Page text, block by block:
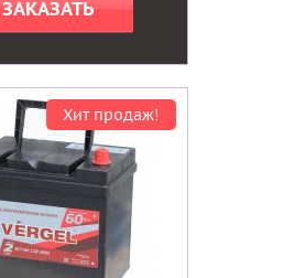
ЗАКАЗАТЬ
Хит продаж!